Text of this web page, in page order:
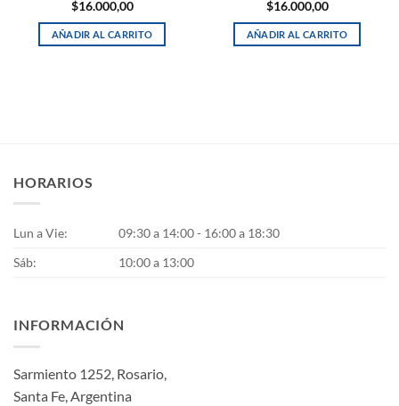
$16.000,00
AÑADIR AL CARRITO
$16.000,00
AÑADIR AL CARRITO
HORARIOS
Lun a Vie:
09:30 a 14:00 - 16:00 a 18:30
Sáb:
10:00 a 13:00
INFORMACIÓN
Sarmiento 1252, Rosario,
Santa Fe, Argentina